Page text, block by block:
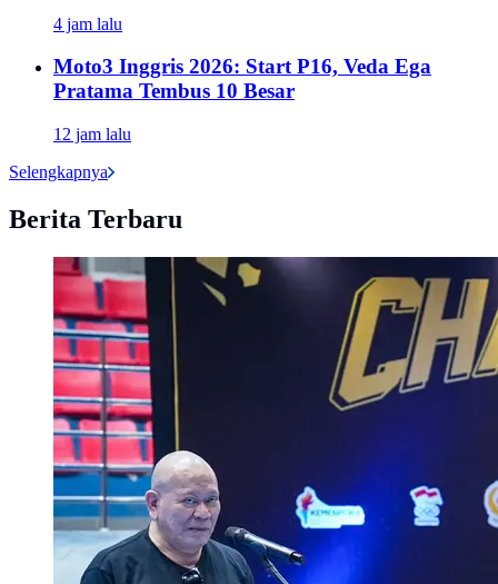
4 jam lalu
Moto3 Inggris 2026: Start P16, Veda Ega
Pratama Tembus 10 Besar
12 jam lalu
Selengkapnya
Berita Terbaru